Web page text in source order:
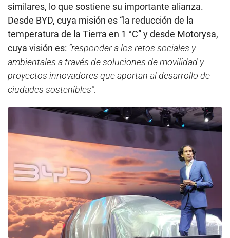
similares, lo que sostiene su importante alianza.
Desde BYD, cuya misión es “la reducción de la
temperatura de la Tierra en 1 °C” y desde Motorysa,
cuya visión es: “responder a los retos sociales y
ambientales a través de soluciones de movilidad y
proyectos innovadores que aportan al desarrollo de
ciudades sostenibles”.